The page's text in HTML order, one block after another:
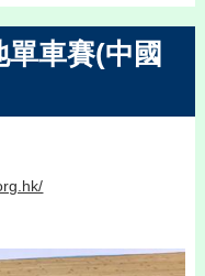
車賽(中國